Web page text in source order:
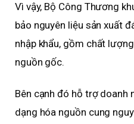
Vì vậy, Bộ Công Thương
bảo nguyên liệu sản xuất
nhập khẩu, gồm chất
nguồn gốc.
Bên cạnh đó hỗ trợ doanh
dạng hóa nguồn cung